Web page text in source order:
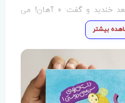
خندید و گفت: « آهان! می
که من را زنبور آفریده. »بعد
گویید؟ » …
اساس مفهوم حدیثی از رسول
شده که فرمود:« هر وقت
الرحیم، خدای بزرگ می گوید:
پس من هم کمکش می کنم…»
بیشتر